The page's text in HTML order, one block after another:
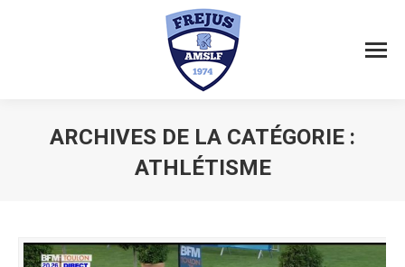
ARCHIVES DE LA CATÉGORIE :
ATHLÉTISME